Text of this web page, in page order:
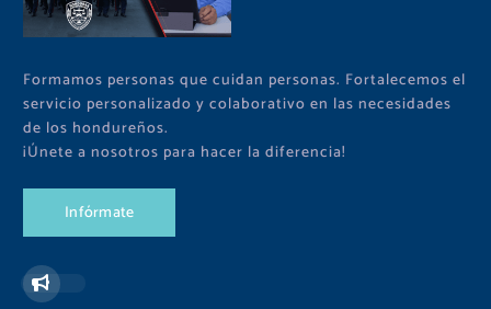
Formamos personas que cuidan personas. Fortalecemos el
servicio personalizado y colaborativo en las necesidades
de los hondureños.
¡Únete a nosotros para hacer la diferencia!
Infórmate